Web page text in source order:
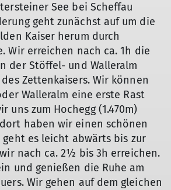
See bei Scheffau
geht zunächst auf um die
Kaiser herum durch
Wir erreichen nach ca. 1h die
der Stöffel- und Walleralm
des Zettenkaisers. Wir können
Walleralm eine erste Rast
uns zum Hochegg (1.470m)
haben wir einen schönen
geht es leicht abwärts bis zur
nach ca. 2½ bis 3h erreichen.
und genießen die Ruhe am
Wir gehen auf dem gleichen